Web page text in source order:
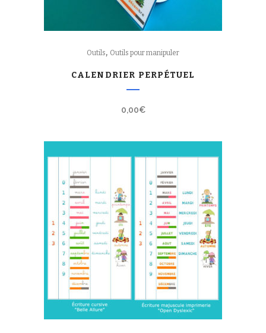
Outils, Outils pour manipuler
CALENDRIER PERPÉTUEL
0,00€